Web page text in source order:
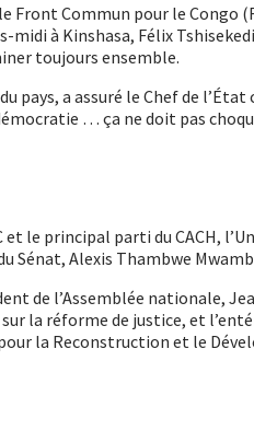
Commun pour le Congo
midi à Kinshasa, Félix
toujours ensemble.
pays, a assuré le Chef de
… ça ne doit pas
le principal parti du CACH,
Sénat, Alexis Thambwe
de l’Assemblée nationale,
la réforme de justice, et
la Reconstruction et le